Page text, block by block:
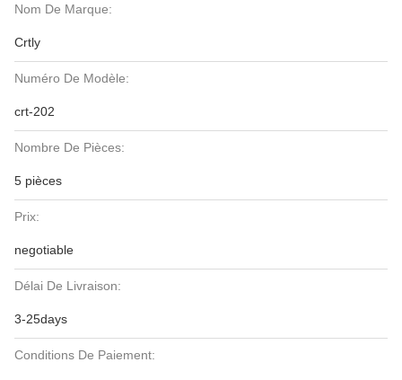
Nom De Marque:
Crtly
Numéro De Modèle:
crt-202
Nombre De Pièces:
5 pièces
Prix:
negotiable
Délai De Livraison:
3-25days
Conditions De Paiement: